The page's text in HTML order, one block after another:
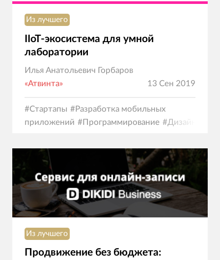
Из лучшего
IIoT-экосистема для умной
лаборатории
Илья Анатольевич Горбаров
«Атвинта»
13 Сен 2019
#Стартапы #Разработка мобильных
приложений #Программирование #Дизайн
Из лучшего
Продвижение без бюджета: